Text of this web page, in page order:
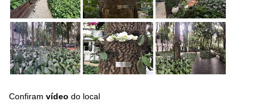
Confiram vídeo do local